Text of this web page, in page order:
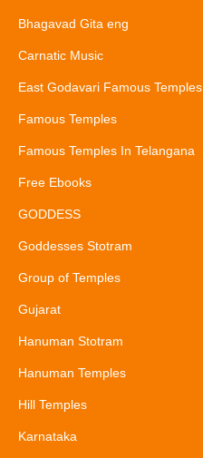
Bhagavad Gita eng
Carnatic Music
East Godavari Famous Temples
Famous Temples
Famous Temples In Telangana
Free Ebooks
GODDESS
Goddesses Stotram
Group of Temples
Gujarat
Hanuman Stotram
Hanuman Temples
Hill Temples
Karnataka